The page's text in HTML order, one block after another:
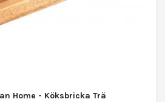
Home - Köksbricka Trä